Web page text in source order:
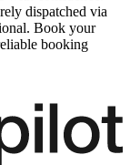
dispatched via
Book your
booking